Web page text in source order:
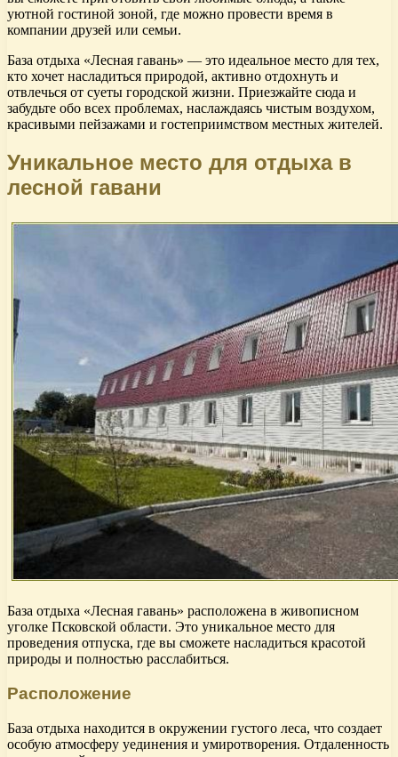
уютной гостиной зоной, где можно провести время в
компании друзей или семьи.
База отдыха «Лесная гавань» — это идеальное место для тех,
кто хочет насладиться природой, активно отдохнуть и
отвлечься от суеты городской жизни. Приезжайте сюда и
забудьте обо всех проблемах, наслаждаясь чистым воздухом,
красивыми пейзажами и гостеприимством местных жителей.
Уникальное место для отдыха в
лесной гавани
База отдыха «Лесная гавань» расположена в живописном
уголке Псковской области. Это уникальное место для
проведения отпуска, где вы сможете насладиться красотой
природы и полностью расслабиться.
Расположение
База отдыха находится в окружении густого леса, что создает
особую атмосферу уединения и умиротворения. Отдаленность